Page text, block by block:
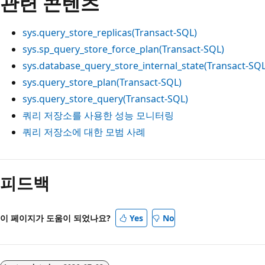
sys.query_store_replicas(Transact-SQL)
sys.sp_query_store_force_plan(Transact-SQL)
sys.database_query_store_internal_state(Transact-
sys.query_store_plan(Transact-SQL)
sys.query_store_query(Transact-SQL)
쿼리 저장소를 사용한 성능 모니터링
쿼리 저장소에 대한 모범 사례
읽
모
사
피드백
이 페이지가 도움이 되었나요? Yes No